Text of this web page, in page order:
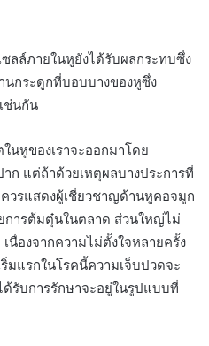
ลล์ภายในหูยังได้รับผลกระทบซึ่ง
นกระดูกที่บอบบางของหูซึ่ง
ช่นกัน
นหูของเราจะออกมาโดย
ก แต่ถ้าด้วยเหตุผลบางประการที่
วรแสดงผู้เชี่ยวชาญด้านหูคอจมูก
ารต้มตุ๋นในตลาด ส่วนใหญ่ไม่
นื่องจากความไม่ตั้งใจหลายครั้ง
มแรกในโรคนี้ความเจ็บปวดจะ
รับการรักษาจะอยู่ในรูปแบบที่